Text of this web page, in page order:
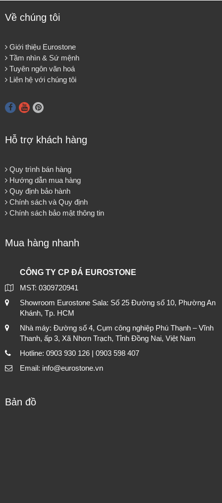
Về chúng tôi
Giới thiệu Eurostone
Tầm nhìn & Sứ mệnh
Tuyên ngôn văn hoá
Liên hệ với chúng tôi
Hỗ trợ khách hàng
Quy trình bán hàng
Hướng dẫn mua hàng
Quy định bảo hành
Chính sách và Quy định
Chính sách bảo mật thông tin
Mua hàng nhanh
CÔNG TY CP ĐÁ EUROSTONE
MST: 0309720941
Showroom Eurostone Sala: Số 25 Đường số 10, Phường An
Khánh, Tp. HCM
Nhà máy: Đường số 4, Cụm công nghiệp Phú Thạnh – Vĩnh
Thanh, ấp 3, Xã Nhơn Trạch, Tỉnh Đồng Nai, Việt Nam
Hotline: 0903 930 126 | 0903 598 407
Email: info@eurostone.vn
Bản đồ